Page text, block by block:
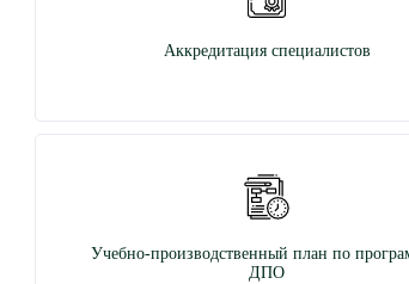
Аккредитация специалистов
Учебно-производственный план по
ДПО